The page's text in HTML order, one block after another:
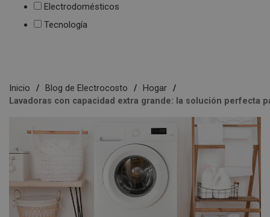
Electrodomésticos
Tecnología
Inicio Blog de Electrocosto
Hogar
Lavadoras con capacidad extra grande: la solución perfecta